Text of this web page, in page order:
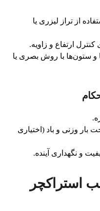
از تراز لیزری یا
ارتفاع و زاویه.
و ستون‌ها با روش بصری یا
بار وزنی و باد (اختیاری
و نگهداری آینده.
استراکچر